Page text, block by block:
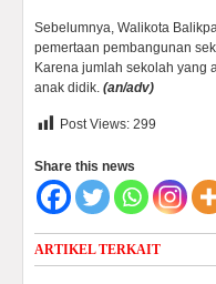
Sebelumnya, Walikota
pemertaan pembangunan
Karena jumlah sekolah yang
anak didik. (an/adv)
Post Views: 299
Share this news
ARTIKEL TERKAIT